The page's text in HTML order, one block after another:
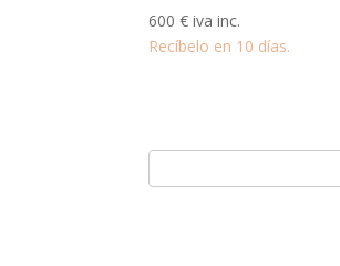
600€ iva inc.
Recíbelo en 10 días.